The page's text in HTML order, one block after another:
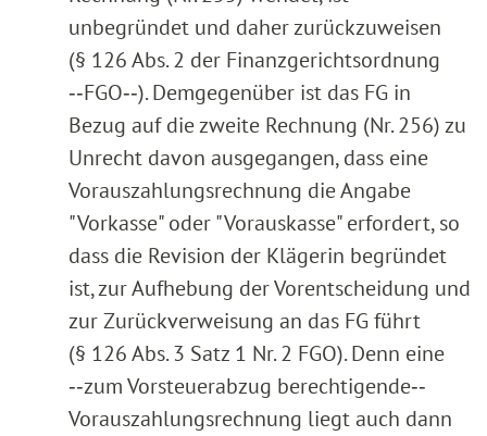
unbegründet und daher zurückzuweisen
(§ 126 Abs. 2 der Finanzgerichtsordnung
‑‑FGO‑‑). Demgegenüber ist das FG in
Bezug auf die zweite Rechnung (Nr. 256) zu
Unrecht davon ausgegangen, dass eine
Vorauszahlungsrechnung die Angabe
"Vorkasse" oder "Vorauskasse" erfordert, so
dass die Revision der Klägerin begründet
ist, zur Aufhebung der Vorentscheidung und
zur Zurückverweisung an das FG führt
(§ 126 Abs. 3 Satz 1 Nr. 2 FGO). Denn eine
‑‑zum Vorsteuerabzug berechtigende‑‑
Vorauszahlungsrechnung liegt auch dann